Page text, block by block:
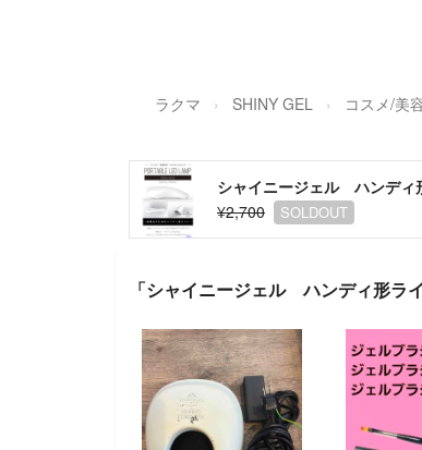
ラクマ SHINY GEL コスメ/美
シャイニージェル ハンデ
¥2,700
SOLDOUT
「シャイニージェル ハンディ形